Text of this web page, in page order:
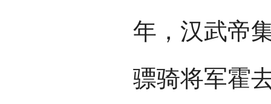
年，汉武帝
骠骑将军霍